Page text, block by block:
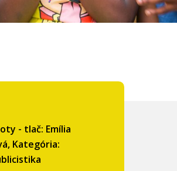
- tlač: Emília
Kategória: